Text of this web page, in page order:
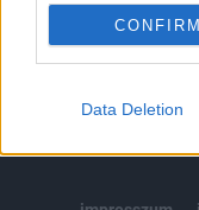
CONFIRM
Data Deletion